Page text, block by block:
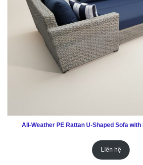
All-Weather PE Rattan U-Shaped Sofa
Liên hệ